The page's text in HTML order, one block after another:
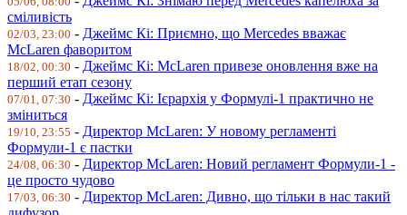
сміливість
02/03, 23:00 - Джеймс Кі: Приємно, що Mercedes вважає
McLaren фаворитом
18/02, 00:30 - Джеймс Кі: McLaren привезе оновлення вже на
перший етап сезону
07/01, 07:30 - Джеймс Кі: Ієрархія у Формулі-1 практично не
зміниться
19/10, 23:55 - Директор McLaren: У новому регламенті
Формули-1 є пастки
24/08, 06:30 - Директор McLaren: Новий регламент Формули-1 -
це просто чудово
17/03, 06:30 - Директор McLaren: Дивно, що тільки в нас такий